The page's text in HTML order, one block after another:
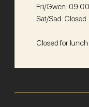
Fri/Gwen:
Sat/Sad: Closed
Closed for